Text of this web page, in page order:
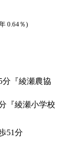
0.64％)
『綾瀬農協
『綾瀬小学校
51分